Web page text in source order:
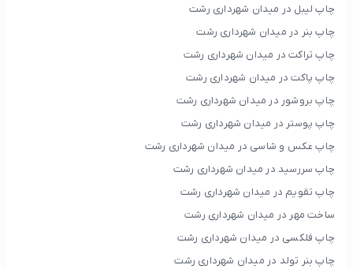
چاپ لیبل در میدان شهرداری رشت
چاپ بنر در میدان شهرداری رشت
چاپ تراکت در میدان شهرداری رشت
چاپ پاکت در میدان شهرداری رشت
چاپ بروشور در میدان شهرداری رشت
چاپ پوستر در میدان شهرداری رشت
چاپ عکس و شاسی در میدان شهرداری رشت
چاپ سررسید در میدان شهرداری رشت
چاپ تقویم در میدان شهرداری رشت
ساخت مهر در میدان شهرداری رشت
چاپ فلکسی در میدان شهرداری رشت
چاپ بنر تولد در میدان شهرداری رشت